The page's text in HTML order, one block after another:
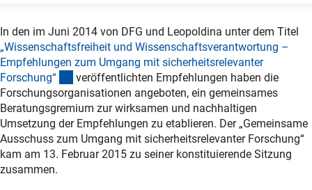
In den im Juni 2014 von DFG und Leopoldina unter dem Titel
„Wissenschaftsfreiheit und Wissenschaftsverantwortung –
Empfehlungen zum Umgang mit sicherheitsrelevanter
Forschung“ (Download)
veröffentlichten Empfehlungen haben die
Forschungsorganisationen angeboten, ein gemeinsames
Beratungsgremium zur wirksamen und nachhaltigen
Umsetzung der Empfehlungen zu etablieren. Der „Gemeinsame
Ausschuss zum Umgang mit sicherheitsrelevanter Forschung“
kam am 13. Februar 2015 zu seiner konstituierende Sitzung
zusammen.